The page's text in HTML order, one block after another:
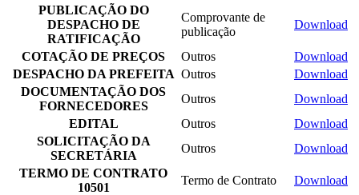
PUBLICAÇÃO DO
DESPACHO DE
RATIFICAÇÃO
Comprovante de
publicação
Download
COTAÇÃO DE PREÇOS Outros
Download
DESPACHO DA PREFEITA Outros
Download
DOCUMENTAÇÃO DOS
FORNECEDORES
Outros
Download
EDITAL
Outros
Download
SOLICITAÇÃO DA
SECRETÁRIA
Outros
Download
TERMO DE CONTRATO
10501
Termo de Contrato
Download